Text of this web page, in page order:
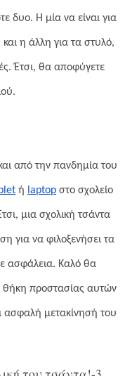
δυο. Η μία να είναι για
και η άλλη για τα στυλό,
Έτσι, θα αποφύγετε
από την πανδημία του
ή laptop στο σχολείο
μια σχολική τσάντα
για να φιλοξενήσει τα
ασφάλεια. Καλό θα
θήκη προστασίας αυτών
ασφαλή μετακίνησή του